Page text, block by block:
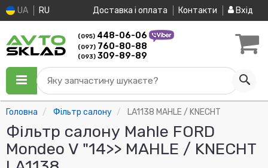
UA RU Доставка і оплата Контакти Вхід
(095) 448-06-06
(097) 760-80-88
(093) 309-89-89
Яку запчастину шукаєте?
Головна Фільтр салону LA1138 MAHLE / KNECHT
Фільтр салону Mahle FORD
Mondeo V "14>> MAHLE / KNECHT